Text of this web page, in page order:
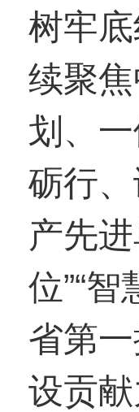
树牢
续聚
划、
砺行
产先
位”“
省第
设贡